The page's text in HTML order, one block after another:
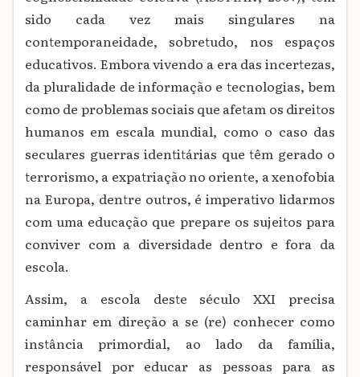
sido cada vez mais singulares na
contemporaneidade, sobretudo, nos espaços
educativos. Embora vivendo a era das incertezas,
da pluralidade de informação e tecnologias, bem
como de problemas sociais que afetam os direitos
humanos em escala mundial, como o caso das
seculares guerras identitárias que têm gerado o
terrorismo, a expatriação no oriente, a xenofobia
na Europa, dentre outros, é imperativo lidarmos
com uma educação que prepare os sujeitos para
conviver com a diversidade dentro e fora da
escola.
Assim, a escola deste século XXI precisa
caminhar em direção a se (re) conhecer como
instância primordial, ao lado da família,
responsável por educar as pessoas para as